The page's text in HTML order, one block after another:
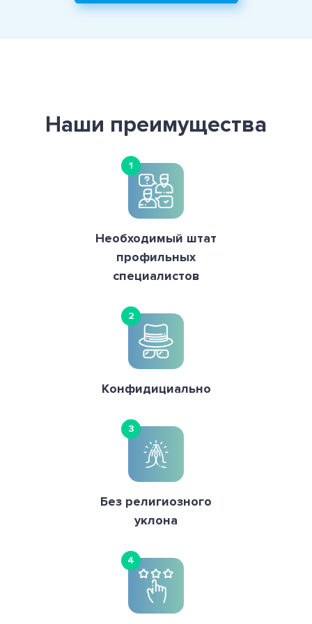
Наши преимущества
1
Необходимый штат
профильных
специалистов
2
Конфидициально
3
Без религиозного
уклона
4